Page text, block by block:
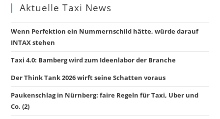
Aktuelle Taxi News
Wenn Perfektion ein Nummernschild hätte, würde darauf
INTAX stehen
Taxi 4.0: Bamberg wird zum Ideenlabor der Branche
Der Think Tank 2026 wirft seine Schatten voraus
Paukenschlag in Nürnberg: faire Regeln für Taxi, Uber und
Co. (2)